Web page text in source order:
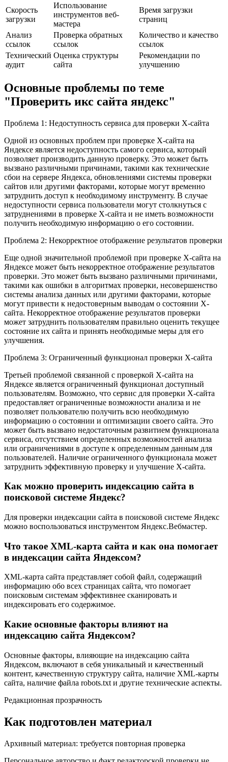
Скорость
загрузки
Использование
инструментов веб-
мастера
Время загрузки
страниц
Анализ
ссылок
Проверка обратных
ссылок
Количество и качество
ссылок
Технический
аудит
Оценка структуры
сайта
Рекомендации по
улучшению
Основные проблемы по теме
"Проверить икс сайта яндекс"
Проблема 1: Недоступность сервиса для проверки X-сайта
Одной из основных проблем при проверке X-сайта на
Яндексе является недоступность самого сервиса, который
позволяет производить данную проверку. Это может быть
вызвано различными причинами, такими как технические
сбои на сервере Яндекса, обновлениями системы проверки
сайтов или другими факторами, которые могут временно
затруднить доступ к необходимому инструменту. В случае
недоступности сервиса пользователи могут столкнуться с
затруднениями в проверке X-сайта и не иметь возможности
получить необходимую информацию о его состоянии.
Проблема 2: Некорректное отображение результатов проверки
Еще одной значительной проблемой при проверке X-сайта на
Яндексе может быть некорректное отображение результатов
проверки. Это может быть вызвано различными причинами,
такими как ошибки в алгоритмах проверки, несовершенство
системы анализа данных или другими факторами, которые
могут привести к недостоверным выводам о состоянии X-
сайта. Некорректное отображение результатов проверки
может затруднить пользователям правильно оценить текущее
состояние их сайта и принять необходимые меры для его
улучшения.
Проблема 3: Ограниченный функционал проверки X-сайта
Третьей проблемой связанной с проверкой X-сайта на
Яндексе является ограниченный функционал доступный
пользователям. Возможно, что сервис для проверки X-сайта
предоставляет ограниченные возможности анализа и не
позволяет пользователю получить всю необходимую
информацию о состоянии и оптимизации своего сайта. Это
может быть вызвано недостаточным развитием функционала
сервиса, отсутствием определенных возможностей анализа
или ограничениями в доступе к определенным данным для
пользователей. Наличие ограниченного функционала может
затруднить эффективную проверку и улучшение X-сайта.
Как можно проверить индексацию сайта в
поисковой системе Яндекс?
Для проверки индексации сайта в поисковой системе Яндекс
можно воспользоваться инструментом Яндекс.Вебмастер.
Что такое XML-карта сайта и как она помогает
в индексации сайта Яндексом?
XML-карта сайта представляет собой файл, содержащий
информацию обо всех страницах сайта, что помогает
поисковым системам эффективнее сканировать и
индексировать его содержимое.
Какие основные факторы влияют на
индексацию сайта Яндексом?
Основные факторы, влияющие на индексацию сайта
Яндексом, включают в себя уникальный и качественный
контент, качественную структуру сайта, наличие XML-карты
сайта, наличие файла robots.txt и другие технические аспекты.
Редакционная прозрачность
Как подготовлен материал
Архивный материал: требуется повторная проверка